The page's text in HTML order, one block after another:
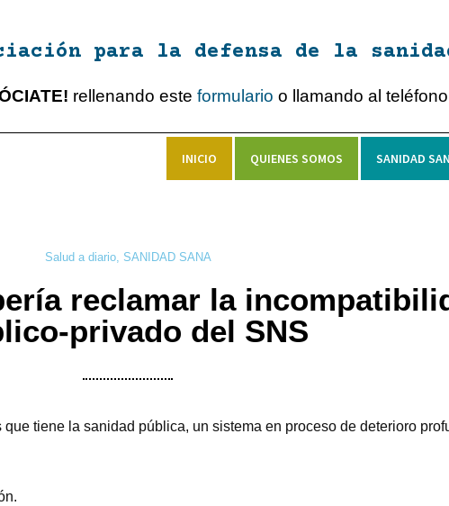
para la defensa de la
rellenando esteformulario o llamando al
INICIO QUIENES SOMOS SANIDAD
Salud a diario, SANIDAD SANA
reclamar la
privado del SNS
tiene la sanidad pública, un sistema en proceso de deterioro